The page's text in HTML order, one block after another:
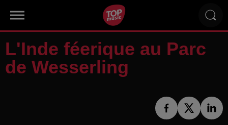
L'Inde féerique au Parc
de Wesserling